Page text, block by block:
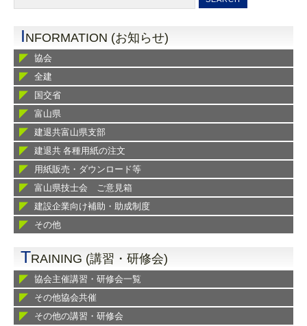
INFORMATION (お知らせ)
協会
全建
国交省
富山県
建退共富山県支部
建退共 各種用紙の注文
用紙販売・ダウンロード等
富山県技士会 ご意見箱
建設企業向け補助・助成制度
その他
TRAINING (講習・研修会)
協会主催講習・研修会一覧
その他協会共催
その他の講習・研修会